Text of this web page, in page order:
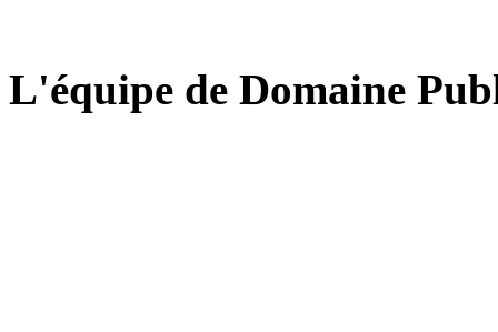
L'équipe de Domaine